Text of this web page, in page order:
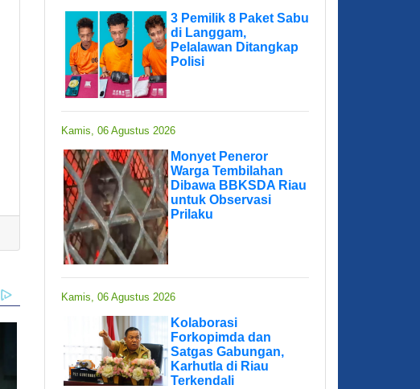
3 Pemilik 8 Paket Sabu
di Langgam,
Pelalawan Ditangkap
Polisi
Kamis, 06 Agustus 2026
Monyet Peneror
Warga Tembilahan
Dibawa BBKSDA Riau
untuk Observasi
Prilaku
Kamis, 06 Agustus 2026
Kolaborasi
Forkopimda dan
Satgas Gabungan,
Karhutla di Riau
Terkendali